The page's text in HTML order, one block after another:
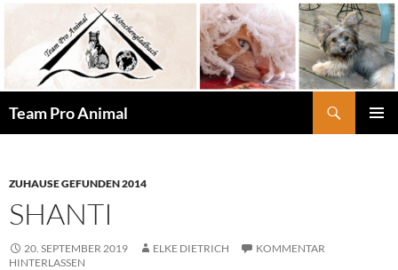
springen
Team Pro Animal
ZUHAUSE GEFUNDEN 2014
SHANTI
20. SEPTEMBER 2019 ELKE DIETRICH
KOMMENTAR
HINTERLASSEN